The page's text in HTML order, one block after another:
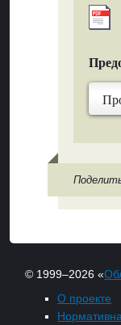
© 1999–2026 «
О проекте